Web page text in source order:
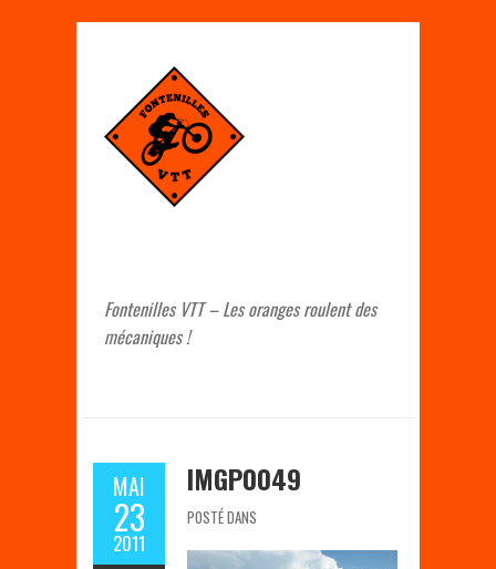
Fontenilles VTT – Les oranges roulent des
mécaniques !
MAI
23
2011
IMGP0049
POSTÉ DANS